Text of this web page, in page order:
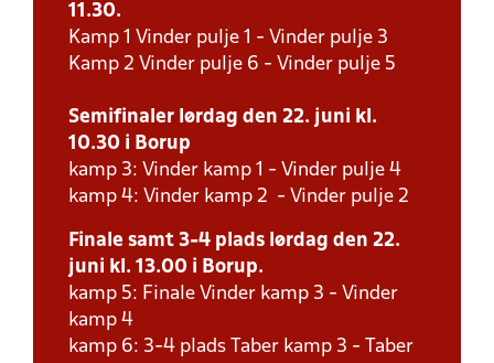
11.30.
Kamp 1 Vinder pulje 1 - Vinder pulje 3
Kamp 2 Vinder pulje 6 - Vinder pulje 5
Semifinaler lørdag den 22. juni kl.
10.30 i Borup
kamp 3: Vinder kamp 1 - Vinder pulje 4
kamp 4: Vinder kamp 2 - Vinder pulje 2
Finale samt 3-4 plads lørdag den 22.
juni kl. 13.00 i Borup.
kamp 5: Finale Vinder kamp 3 - Vinder
kamp 4
kamp 6: 3-4 plads Taber kamp 3 - Taber